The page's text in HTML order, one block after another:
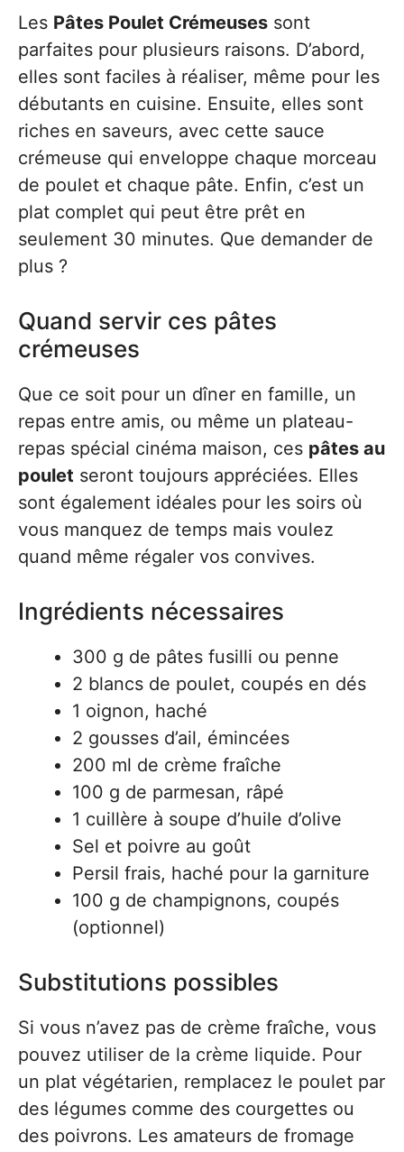
Les Pâtes Poulet Crémeuses sont
parfaites pour plusieurs raisons. D’abord,
elles sont faciles à réaliser, même pour les
débutants en cuisine. Ensuite, elles sont
riches en saveurs, avec cette sauce
crémeuse qui enveloppe chaque morceau
de poulet et chaque pâte. Enfin, c’est un
plat complet qui peut être prêt en
seulement 30 minutes. Que demander de
plus ?
Quand servir ces pâtes
crémeuses
Que ce soit pour un dîner en famille, un
repas entre amis, ou même un plateau-
repas spécial cinéma maison, ces pâtes au
poulet seront toujours appréciées. Elles
sont également idéales pour les soirs où
vous manquez de temps mais voulez
quand même régaler vos convives.
Ingrédients nécessaires
300 g de pâtes fusilli ou penne
2 blancs de poulet, coupés en dés
1 oignon, haché
2 gousses d’ail, émincées
200 ml de crème fraîche
100 g de parmesan, râpé
1 cuillère à soupe d’huile d’olive
Sel et poivre au goût
Persil frais, haché pour la garniture
100 g de champignons, coupés
(optionnel)
Substitutions possibles
Si vous n’avez pas de crème fraîche, vous
pouvez utiliser de la crème liquide. Pour
un plat végétarien, remplacez le poulet par
des légumes comme des courgettes ou
des poivrons. Les amateurs de fromage